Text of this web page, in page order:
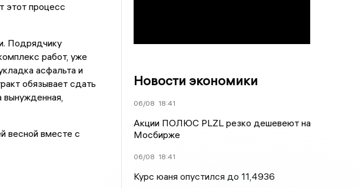
этот процесс
Подрядчику
работ, уже
асфальта и
обязывает сдать
вынужденная,
весной вместе с
Новости экономики
06/08 18:41
Акции ПОЛЮС PLZL резко дешевеют на
Мосбирже
06/08 18:41
Курс юаня опустился до 11,4936